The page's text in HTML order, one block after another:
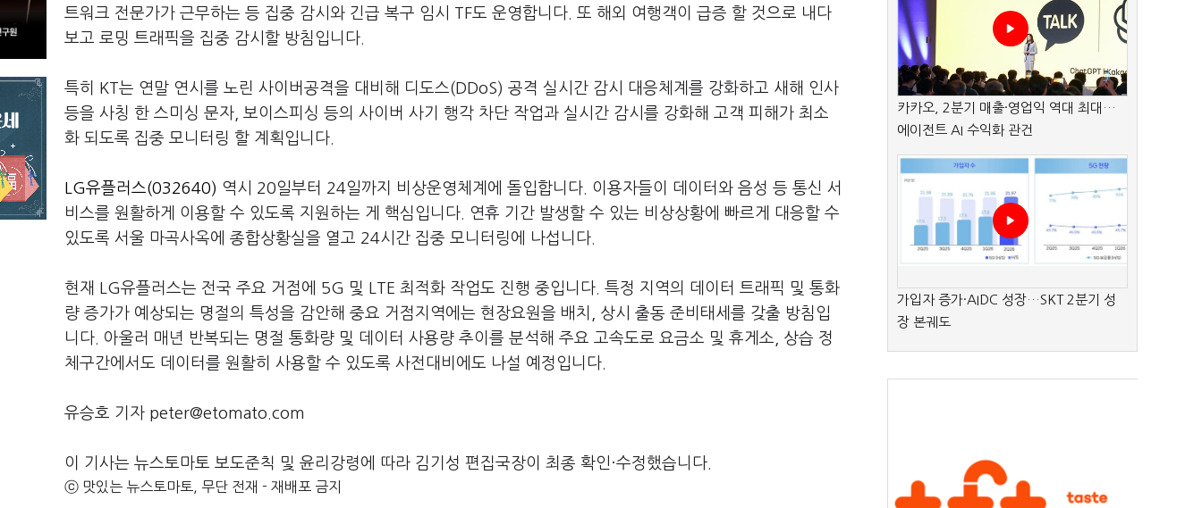
트워크 전문가가 근무하는 등 집중 감시와 긴급 복구 임시 TF도 운영합니다. 또 해외 여행객이 급증 할 것으로 내다
보고 로밍 트래픽을 집중 감시할 방침입니다.
특히 KT는 연말 연시를 노린 사이버공격을 대비해 디도스(DDoS) 공격 실시간 감시 대응체계를 강화하고 새해 인사
등을 사칭 한 스미싱 문자, 보이스피싱 등의 사이버 사기 행각 차단 작업과 실시간 감시를 강화해 고객 피해가 최소
화 되도록 집중 모니터링 할 계획입니다.
LG유플러스(032640) 역시 20일부터 24일까지 비상운영체계에 돌입합니다. 이용자들이 데이터와 음성 등 통신 서
비스를 원활하게 이용할 수 있도록 지원하는 게 핵심입니다. 연휴 기간 발생할 수 있는 비상상황에 빠르게 대응할 수
있도록 서울 마곡사옥에 종합상황실을 열고 24시간 집중 모니터링에 나섭니다.
현재 LG유플러스는 전국 주요 거점에 5G 및 LTE 최적화 작업도 진행 중입니다. 특정 지역의 데이터 트래픽 및 통화
량 증가가 예상되는 명절의 특성을 감안해 중요 거점지역에는 현장요원을 배치, 상시 출동 준비태세를 갖출 방침입
니다. 아울러 매년 반복되는 명절 통화량 및 데이터 사용량 추이를 분석해 주요 고속도로 요금소 및 휴게소, 상습 정
체구간에서도 데이터를 원활히 사용할 수 있도록 사전대비에도 나설 예정입니다.
유승호 기자 peter@etomato.com
이 기사는 뉴스토마토 보도준칙 및 윤리강령에 따라 김기성 편집국장이 최종 확인·수정했습니다.
ⓒ 맛있는 뉴스토마토, 무단 전재 - 재배포 금지
카카오, 2분기 매출·영업익 역대 최대…
에이전트 AI 수익화 관건
가입자 증가·AIDC 성장…SKT 2분기 성
장 본궤도